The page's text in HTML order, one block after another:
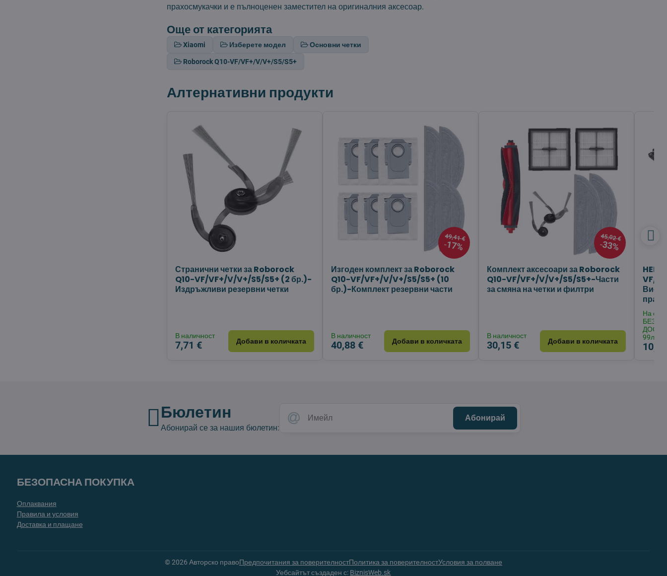
прахосмукачки и е пълноценен заместител на оригиналния аксесоар.
Още от категорията
Xiaomi Изберете модел Основни четки
Roborock Q10-VF/VF+/V/V+/S5/S5+
Алтернативни продукти
Странични четки за Roborock
Q10-VF/VF+/V/V+/S5/S5+ (2 бр.)-
Издръжливи резервни четки
В наличност
7,71 € Добави в количката
49,41 €
17%
Изгоден комплект за Roborock
Q10-VF/VF+/V/V+/S5/S5+ (10
бр.)-Комплект резервни части
В наличност
40,88 € Добави в количката
45,02 €
33%
Комплект аксесоари за Roborock
Q10-VF/VF+/V/V+/S5/S5+-Части
за смяна на четки и филтри
В наличност
30,15 € Добави в количката
VF/
На
99лв.
Бюлетин
Абонирай се за нашия бюлетин:
Абонирай
БЕЗОПАСНА ПОКУПКА
Оплаквания
Правила и условия
Доставка и плащане
©2026 Авторско правоПредпочитания за поверителностПолитика за поверителностУсловия за полване
Уебсайтът създаден с: BiznisWeb.sk